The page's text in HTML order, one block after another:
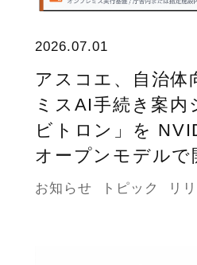
2026.07.01
アスコエ、自治体
ミスAI手続き案内
ビトロン」を
オープンモデルで
お知らせ トピック リ